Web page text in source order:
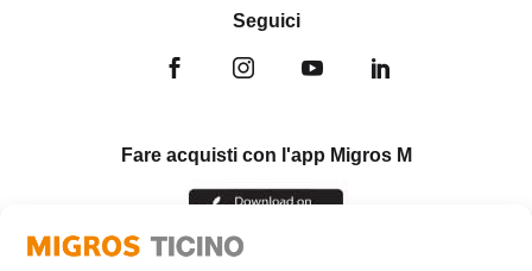
Seguici
Fare acquisti con l'app Migros M